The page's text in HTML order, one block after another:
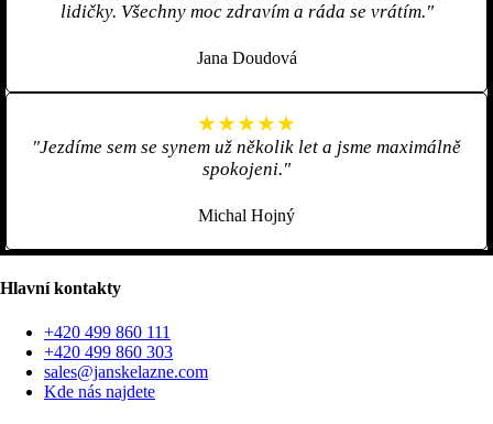
lidičky. Všechny moc zdravím a ráda se vrátím."
Jana Doudová
★★★★★
"Jezdíme sem se synem už několik let a jsme maximálně
spokojeni."
Michal Hojný
Hlavní kontakty
+420 499 860 111
+420 499 860 303
sales@janskelazne.com
Kde nás najdete